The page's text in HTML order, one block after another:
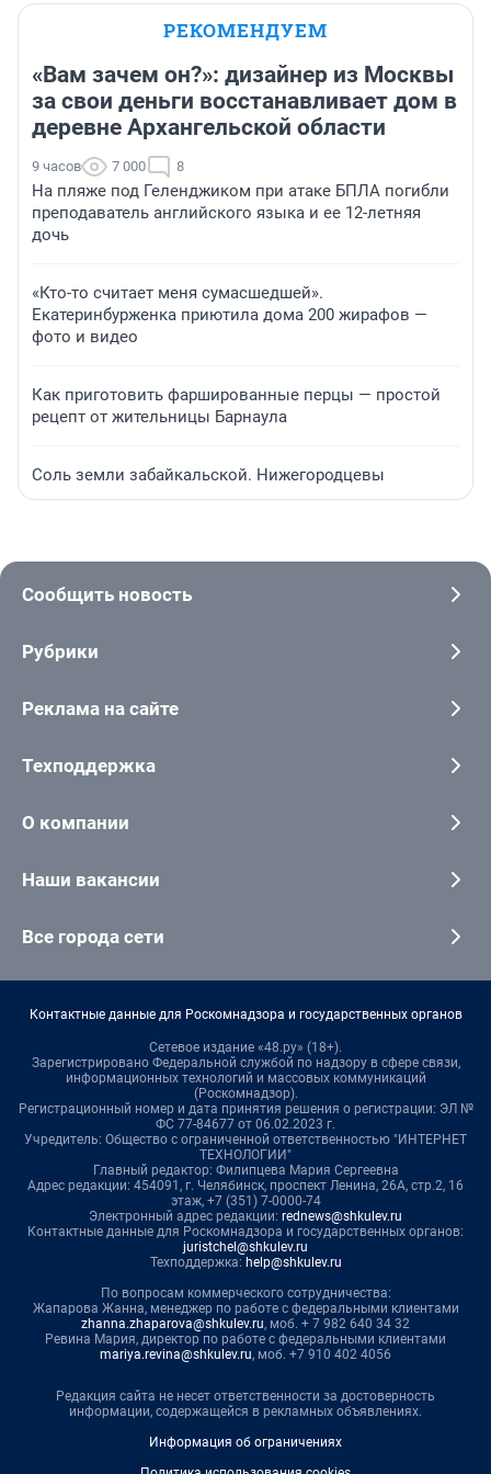
РЕКОМЕНДУЕМ
«Вам зачем он?»: дизайнер из Москвы
за свои деньги восстанавливает дом в
деревне Архангельской области
9 часов 7 000 8
На пляже под Геленджиком при атаке БПЛА погибли
преподаватель английского языка и ее 12-летняя
дочь
«Кто-то считает меня сумасшедшей».
Екатеринбурженка приютила дома 200 жирафов —
фото и видео
Как приготовить фаршированные перцы — простой
рецепт от жительницы Барнаула
Соль земли забайкальской. Нижегородцевы
Сообщить новость
Рубрики
Реклама на сайте
Техподдержка
О компании
Наши вакансии
Все города сети
Контактные данные для Роскомнадзора и государственных органов
Сетевое издание «48.ру» (18+).
Зарегистрировано Федеральной службой по надзору в сфере связи,
информационных технологий и массовых коммуникаций
(Роскомнадзор).
Регистрационный номер и дата принятия решения о регистрации: ЭЛ №
ФС 77-84677 от 06.02.2023 г.
Учредитель: Общество с ограниченной ответственностью "ИНТЕРНЕТ
ТЕХНОЛОГИИ"
Главный редактор: Филипцева Мария Сергеевна
Адрес редакции: 454091, г. Челябинск, проспект Ленина, 26А, стр.2, 16
этаж, +7 (351) 7-0000-74
Электронный адрес редакции: rednews@shkulev.ru
Контактные данные для Роскомнадзора и государственных органов:
juristchel@shkulev.ru
Техподдержка: help@shkulev.ru
По вопросам коммерческого сотрудничества:
Жапарова Жанна, менеджер по работе с федеральными клиентами
zhanna.zhaparova@shkulev.ru, моб. + 7 982 640 34 32
Ревина Мария, директор по работе с федеральными клиентами
mariya.revina@shkulev.ru, моб. +7 910 402 4056
Редакция сайта не несет ответственности за достоверность
информации, содержащейся в рекламных объявлениях.
Информация об ограничениях